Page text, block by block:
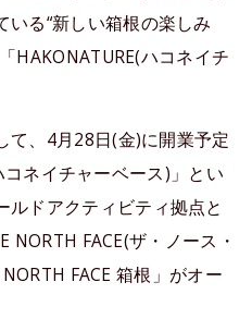
る“新しい箱根の楽しみ
HAKONATURE(ハコネイチ
て、4月28日(金)に開業予定
コネイチャーベース)」とい
ルドアクティビティ拠点と
NORTH FACE(ザ・ノース・
FACE 箱根」がオー